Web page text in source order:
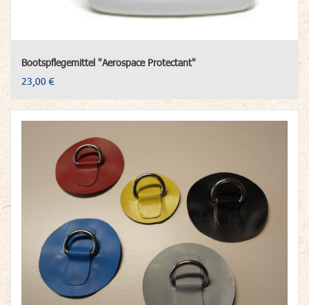
Bootspflegemittel "Aerospace Protectant"
23,00 €